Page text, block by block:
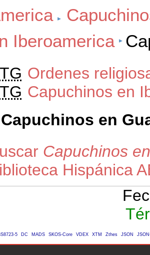
Iberoamerica
TG Ordenes
TG Capuchinos en
Capuchinos en
Capuchinos
Hispánica
5 DC MADS SKOS-Core VDEX XTM Zthes JSON